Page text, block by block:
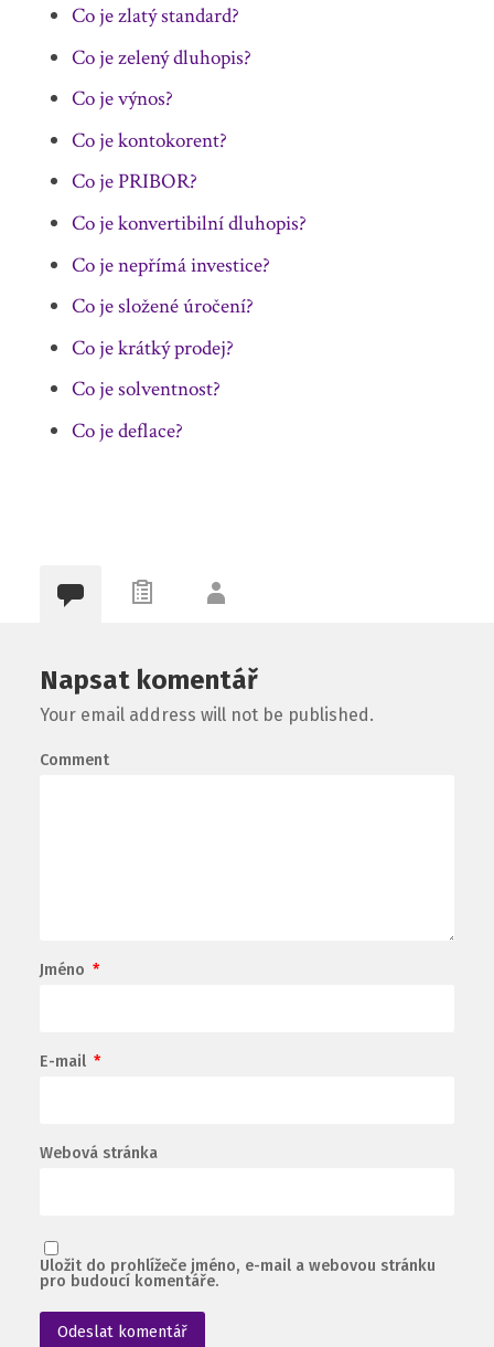
Co je zlatý standard?
Co je zelený dluhopis?
Co je výnos?
Co je kontokorent?
Co je PRIBOR?
Co je konvertibilní dluhopis?
Co je nepřímá investice?
Co je složené úročení?
Co je krátký prodej?
Co je solventnost?
Co je deflace?
Napsat komentář
Your email address will not be published.
Comment
Jméno *
E-mail *
Webová stránka
Uložit do prohlížeče jméno, e-mail a webovou stránku
pro budoucí komentáře.